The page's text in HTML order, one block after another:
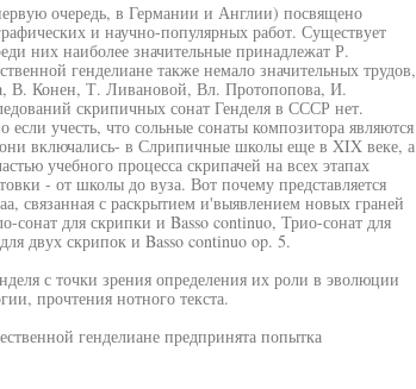
очередь, в Германии и Англии) посвящено
и научно-популярных работ. Существует
них наиболее значительные принадлежат Р.
генделиане также немало значительных трудов,
В. Конен, Т. Ливановой, Вл. Протопопова, И.
скрипичных сонат Генделя в СССР нет.
учесть, что сольные сонаты композитора являются
включались- в Слрипичные школы еще в XIX веке, а
учебного процесса скрипачей на всех этапах
- от школы до вуза. Вот почему представляется
связанная с раскрытием и'выявлением новых граней
сонат для скрипки и Basso continuo, Трио-сонат для
двух скрипок и Basso continuo op. 5.
с точки зрения определения их роли в эволюции
прочтения нотного текста.
генделиане предпринята попытка